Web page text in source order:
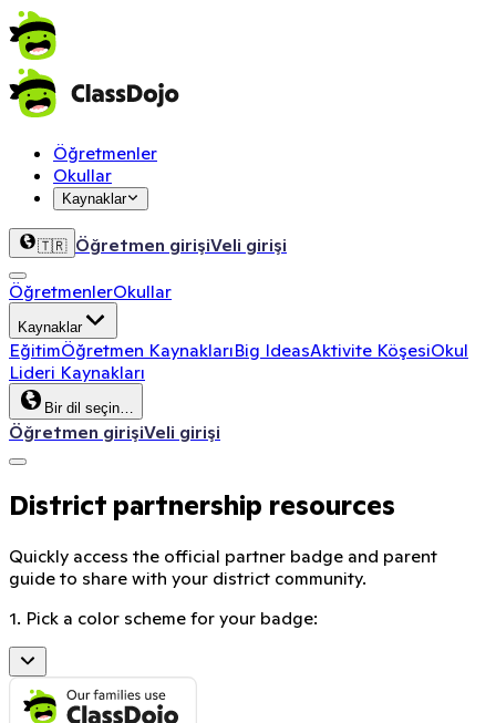
Öğretmenler
Okullar
Kaynaklar
🇹🇷 Öğretmen girişiVeli girişi
ÖğretmenlerOkullar
Kaynaklar
EğitimÖğretmen KaynaklarıBig IdeasAktivite KöşesiOkul
Lideri Kaynakları
Bir dil seçin…
Öğretmen girişiVeli girişi
District partnership resources
Quickly access the official partner badge and parent
guide to share with your district community.
1. Pick a color scheme for your badge: